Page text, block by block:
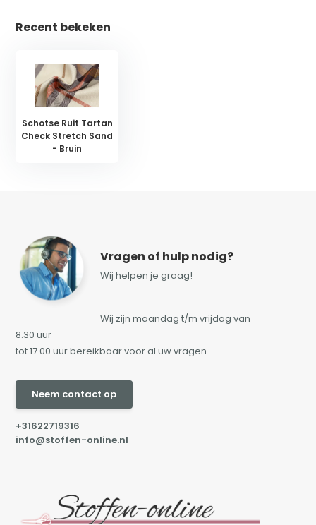
Recent bekeken
Schotse Ruit Tartan
Check Stretch Sand
- Bruin
Vragen of hulp nodig?
Wij helpen je graag!
Wij zijn maandag t/m vrijdag van
8.30 uur
tot 17.00 uur bereikbaar voor al uw vragen.
Neem contact op
+31622719316
info@stoffen-online.nl